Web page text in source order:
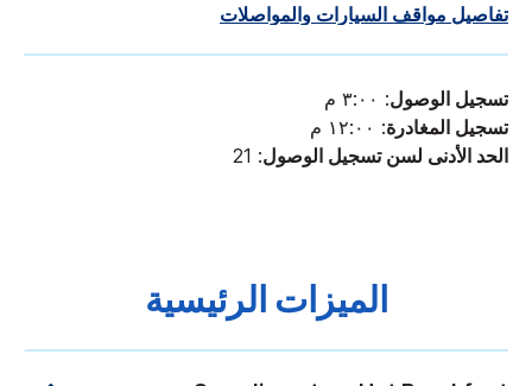
تفاصيل مواقف السيارات والمواصلات
تسجيل الوصول: ٣:٠٠ م
تسجيل المغادرة: ١٢:٠٠ م
الحد الأدنى لسن تسجيل الوصول: 21
الميزات الرئيسية